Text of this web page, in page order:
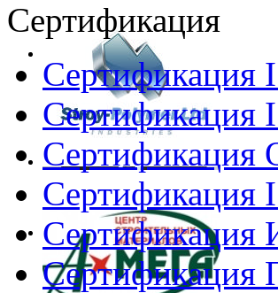
Сертификация
Сертификация
Сертификация
Сертификация
Сертификация
Сертификация